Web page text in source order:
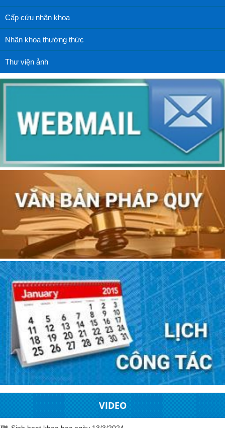
Cấp cứu nhãn khoa
Nhãn khoa thường thức
Thư viện ảnh
VIDEO